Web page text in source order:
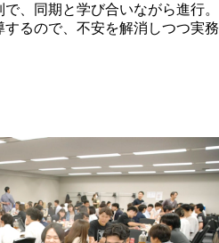
、同期と学び合いながら進行。
るので、不安を解消しつつ実務